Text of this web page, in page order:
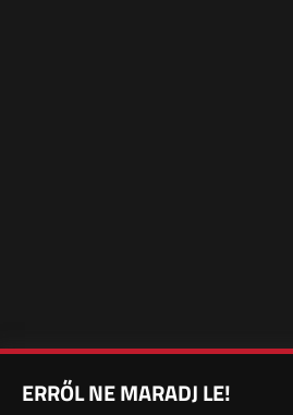
ERRŐL NE MARADJ LE!